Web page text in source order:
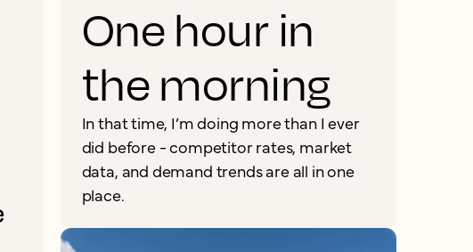
One hour in
the morning
In that time, I’m doing more than I ever
did before - competitor rates, market
data, and demand trends are all in one
place.